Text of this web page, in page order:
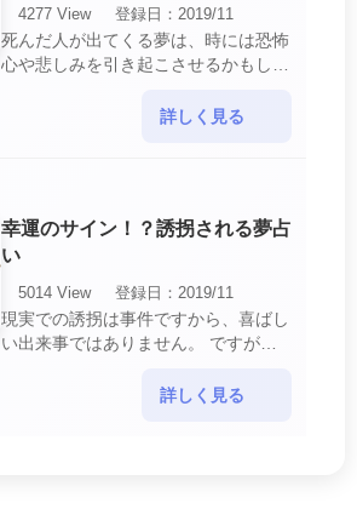
4277 View
登録日：2019/11
死んだ人が出てくる夢は、時には恐怖
心や悲しみを引き起こさせるかもしれ
意して欲しいメッセージや警告を伝え
詳しく見る
幸運のサイン！？誘拐される夢占
い
5014 View
登録日：2019/11
現実での誘拐は事件ですから、喜ばし
い出来事ではありません。 ですが、
詳しく見る